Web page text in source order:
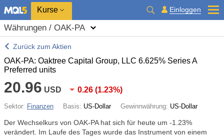
Kurse Einloggen
Währungen / OAK-PA
Zurück zum Aktien
OAK-PA: Oaktree Capital Group, LLC 6.625% Series A
Preferred units
20.96 USD 0.26 (1.23%)
Sektor: Finanzen Basis: US-Dollar Gewinnwährung: US-Dollar
Der Wechselkurs von OAK-PA hat sich für heute um -1.23%
verändert. Im Laufe des Tages wurde das Instrument von einem